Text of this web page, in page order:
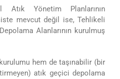
Atık Yönetim Planlarının
mevcut değil ise, Tehlikeli
Alanlarının kurulmuş
hem de taşınabilir (bir
atık geçici depolama